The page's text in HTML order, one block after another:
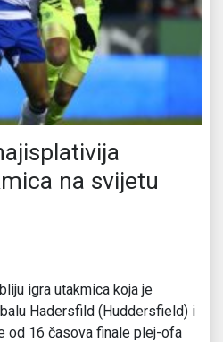
na svijetu
igra utakmica koja je
Hadersfild (Huddersfield) i
od 16 časova finale plej-ofa